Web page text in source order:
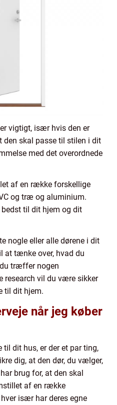
vigtigt, især hvis den er
den skal passe til stilen i dit
med det overordnede
af en række forskellige
og træ og aluminium.
bedst til dit hjem og dit
nogle eller alle dørene i dit
at tænke over, hvad du
træffer nogen
research vil du være sikker
til dit hjem.
når jeg køber
dit hus, er der et par ting,
dig, at den dør, du vælger,
brug for, at den skal
af en række
især har deres egne